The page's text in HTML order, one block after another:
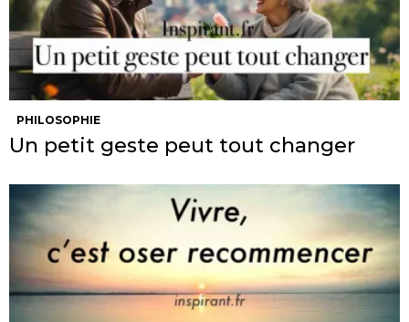
PHILOSOPHIE
Un petit geste peut tout changer